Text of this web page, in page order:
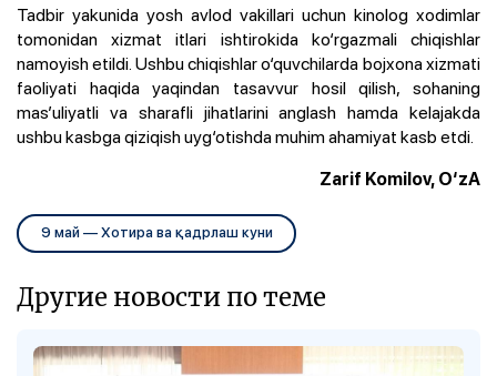
Tadbir yakunida yosh avlod vakillari uchun kinolog xodimlar
tomonidan xizmat itlari ishtirokida ko‘rgazmali chiqishlar
namoyish etildi. Ushbu chiqishlar o‘quvchilarda bojxona xizmati
faoliyati haqida yaqindan tasavvur hosil qilish, sohaning
mas’uliyatli va sharafli jihatlarini anglash hamda kelajakda
ushbu kasbga qiziqish uyg‘otishda muhim ahamiyat kasb etdi.
Zarif Komilov, O‘zA
9 май — Хотира ва қадрлаш куни
Другие новости по теме